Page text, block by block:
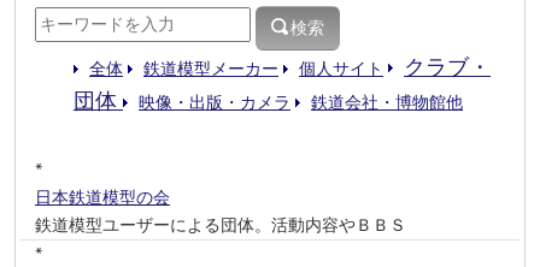
検索
全体
鉄道模型メーカー 個人サイト
クラブ・
団体
映像・出版・カメラ 鉄道会社・博物館他
*
日本鉄道模型の会
鉄道模型ユーザーによる団体。活動内容やＢＢＳ
*